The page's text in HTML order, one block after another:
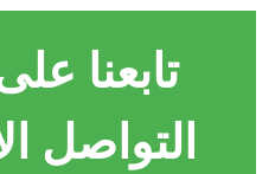
تابعنا
التواصل